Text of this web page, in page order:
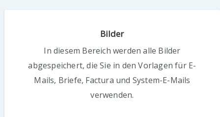
Bilder
In diesem Bereich werden alle Bilder
abgespeichert, die Sie in den Vorlagen für E-
Mails, Briefe, Factura und System-E-Mails
verwenden.